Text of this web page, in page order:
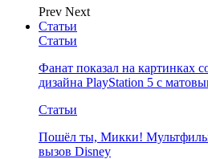
Prev Next
Статьи
Статьи
Фанат показал на картинках
дизайна PlayStation 5 с
Статьи
Пошёл ты, Микки!
вызов Disney